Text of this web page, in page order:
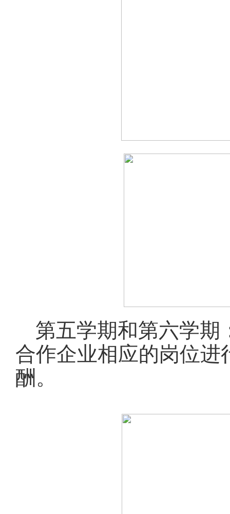
第五学期和第六学期
合作企业相应的岗位
酬。